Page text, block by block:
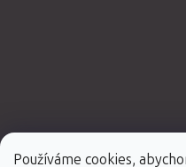
Používáme cookies,